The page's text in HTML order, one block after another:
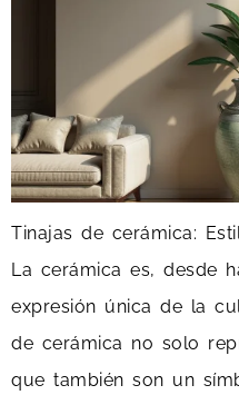
Tinajas de cerámica:
La cerámica es, desde
expresión única de la
de cerámica no solo
que también son un